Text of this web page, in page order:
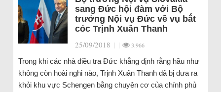
sang Đức hội đàm với Bộ
trưởng Nội vụ Đức về vụ bắt
cóc Trịnh Xuân Thanh
25/09/2018 | | 3.966
Trong khi các nhà điều tra Đức khẳng định rằng hầu như
không còn hoài nghi nào, Trịnh Xuân Thanh đã bị đưa ra
khỏi khu vực Schengen bằng chuyên cơ của chính phủ